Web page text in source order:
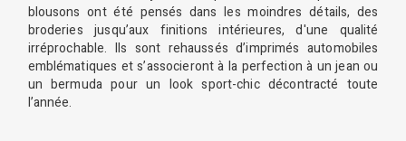
blousons ont été pensés dans les moindres détails, des
broderies jusqu’aux finitions intérieures, d'une qualité
irréprochable. Ils sont rehaussés d’imprimés automobiles
emblématiques et s’associeront à la perfection à un jean ou
un bermuda pour un look sport-chic décontracté toute
l’année.